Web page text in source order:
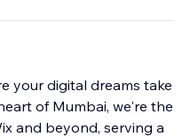
your digital dreams take
of Mumbai, we're the
and beyond, serving a